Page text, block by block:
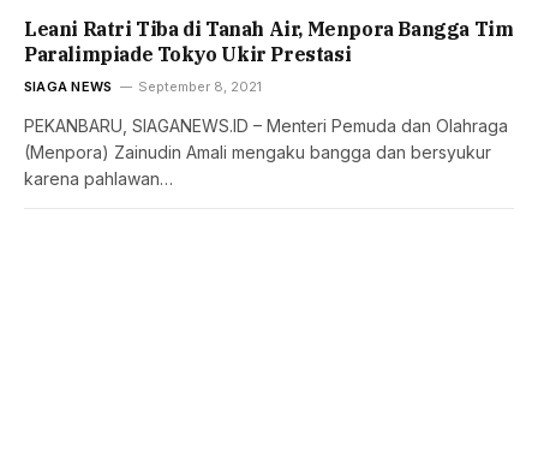
Leani Ratri Tiba di Tanah Air, Menpora Bangga Tim
Paralimpiade Tokyo Ukir Prestasi
SIAGA NEWS September 8, 2021
PEKANBARU, SIAGANEWS.ID – Menteri Pemuda dan Olahraga
(Menpora) Zainudin Amali mengaku bangga dan bersyukur
karena pahlawan…